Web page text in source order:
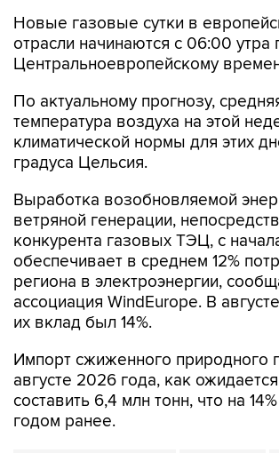
Новые газовые сутки в
отрасли начинаются c 06:00 утра
Центральноевропейскому
По актуальному прогнозу,
температура воздуха на этой
климатической нормы для этих
градуса Цельсия.
Выработка возобновляемой
ветряной генерации,
конкурента газовых ТЭЦ, с
обеспечивает в среднем 12%
региона в электроэнергии,
ассоциация WindEurope. В
их вклад был 14%.
Импорт сжиженного природного
августе 2026 года, как
составить 6,4 млн тонн, что на
годом ранее.